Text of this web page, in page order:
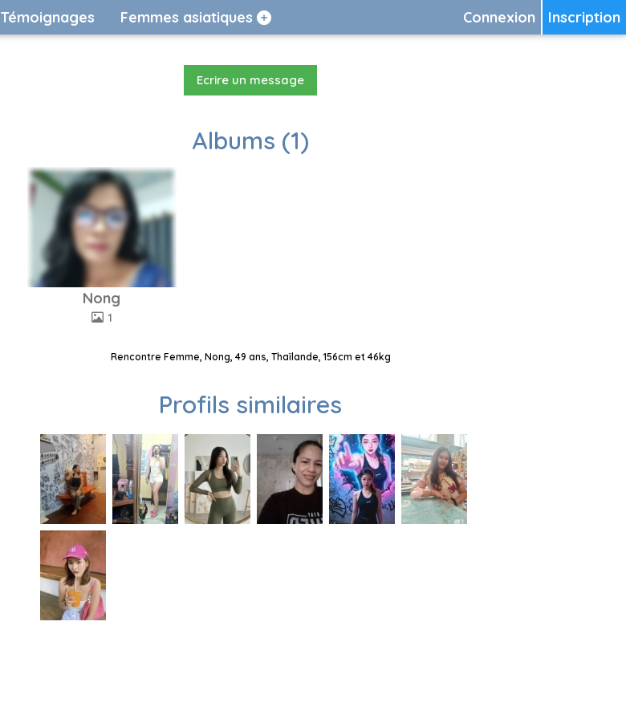
Inscription
Connexion
Témoignages Femmes asiatiques
Ecrire un message
Albums (1)
Nong
1
Rencontre Femme, Nong, 49 ans, Thaïlande, 156cm et 46kg
Profils similaires